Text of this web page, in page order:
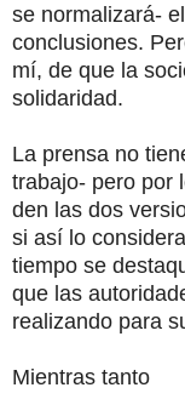
se normalizará-
conclusiones.
mí, de que la
solidaridad.
La prensa no
trabajo- pero por
den las dos
si así lo
tiempo se
que las
realizando para
Mientras tanto